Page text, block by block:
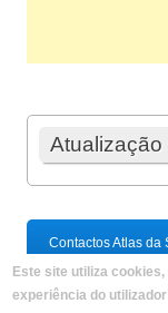
Atualização
Contactos Atlas da
Ficha Técnica
Política de
Este site utiliza
experiência do